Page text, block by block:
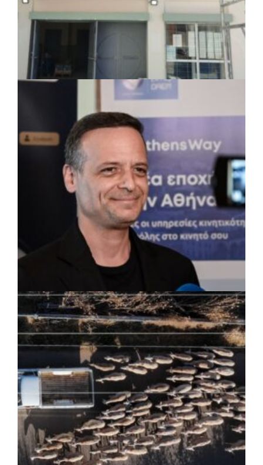
07/08/2026 · 17:45
Δήμος Πετρούπολης: Εργασίες
συντήρησης σε σχολεία και αθλητικές
εγκαταστάσεις
ΡΕΠΟΡΤΑΖ | 07/08/2026 · 17:27
Ο Δούκας για έργα, καθαριότητα και τη
μάχη των επόμενων εκλογών: «Η καλύτερη
μου να κατέβει ο Μπακογιάννης»